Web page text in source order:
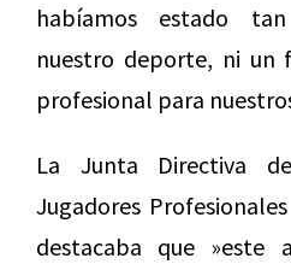
habíamos estado
nuestro deporte, ni un
profesional para
La Junta Directiva
Jugadores
destacaba que »este